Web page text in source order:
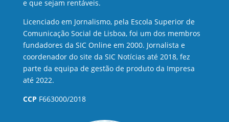
e que sejam rentáveis.
Licenciado em Jornalismo, pela Escola Superior de
Comunicação Social de Lisboa, foi um dos membros
fundadores da SIC Online em 2000. Jornalista e
coordenador do site da SIC Notícias até 2018, fez
parte da equipa de gestão de produto da Impresa
até 2022.
CCP F663000/2018